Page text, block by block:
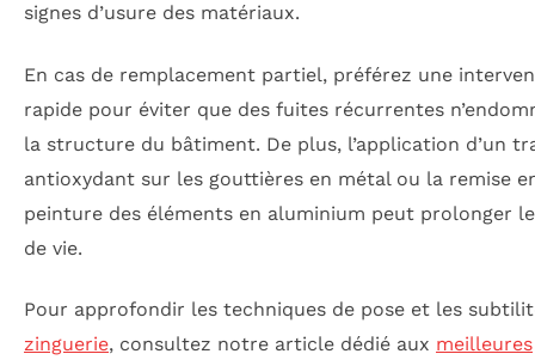
signes d’usure des matériaux.
En cas de remplacement partiel, préférez une
rapide pour éviter que des fuites récurrentes
la structure du bâtiment. De plus, l’application d’un
antioxydant sur les gouttières en métal ou la remise
peinture des éléments en aluminium peut prolonger
de vie.
Pour approfondir les techniques de pose et les
zinguerie, consultez notre article dédié aux meilleures